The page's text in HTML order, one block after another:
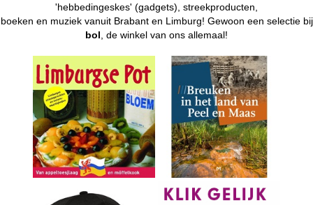
'hebbedingeskes' (gadgets), streekproducten,
boeken en muziek vanuit Brabant en Limburg! Gewoon een selectie bij
bol , de winkel van ons allemaal!